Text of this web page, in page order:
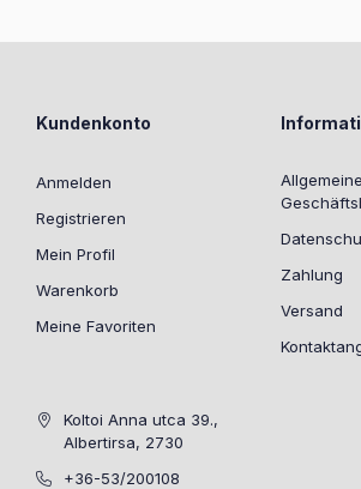
Kundenkonto
Anmelden
Registrieren
Mein Profil
Warenkorb
Meine Favoriten
Allgemeine
Zahlung
Versand
Koltoi Anna utca 39.,
Albertirsa, 2730
+36-53/200108